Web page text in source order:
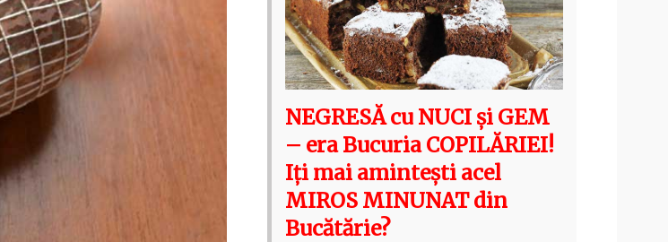
NEGRESĂ cu NUCI și GEM
– era Bucuria COPILĂRIEI!
Iți mai amintești acel
MIROS MINUNAT din
Bucătărie?